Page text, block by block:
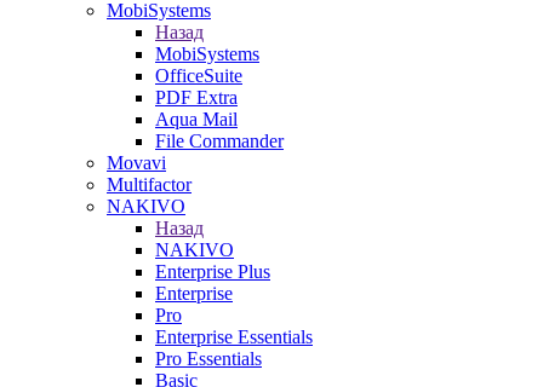
MobiSystems
Назад
MobiSystems
OfficeSuite
PDF Extra
Aqua Mail
File Commander
Movavi
Multifactor
NAKIVO
Назад
NAKIVO
Enterprise Plus
Enterprise
Pro
Enterprise Essentials
Pro Essentials
Basic